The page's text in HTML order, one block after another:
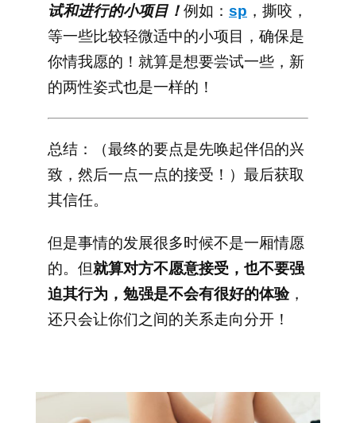
试和进行的小项目！例如： sp ，撕咬，
等一些比较轻微适中的小项目，确保是
你情我愿的！就算是想要尝试一些，新
的两性姿式也是一样的！
总结：（最终的要点是先唤起伴侣的兴
致，然后一点一点的接受！）最后获取
其信任。
但是事情的发展很多时候不是一厢情愿
的。但就算对方不愿意接受，也不要强
迫其行为，勉强是不会有很好的体验，
还只会让你们之间的关系走向分开！